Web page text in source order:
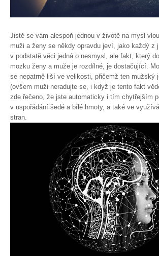
Jistě se vám alespoň jednou v životě na mysl
muži a ženy se někdy opravdu jeví, jako každý z
v podstatě věci jedná o nesmysl, ale fakt, který
mozku ženy a muže je rozdílné, je dostačující.
se nepatrně liší ve velikosti, přičemž ten mužský
(ovšem muži neradujte se, i když je tento fakt
zde řečeno, že jste automaticky i tím chytřejším
v uspořádání šedé a bílé hmoty, a také ve
stran.